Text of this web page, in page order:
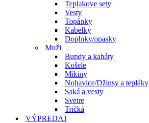
Teplakove sety
Vesty
Topánky
Kabelky
Doplnky/opasky
Muži
Bundy a kabáty
Košele
Mikiny
Nohavice/Džinsy a tepláky
Saká a vesty
Svetre
Tričká
VÝPREDAJ